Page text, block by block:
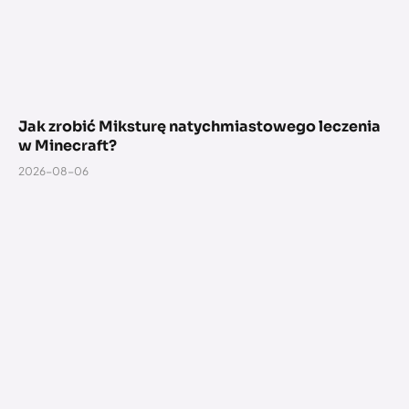
Jak zrobić Miksturę natychmiastowego leczenia
w Minecraft?
2026-08-06